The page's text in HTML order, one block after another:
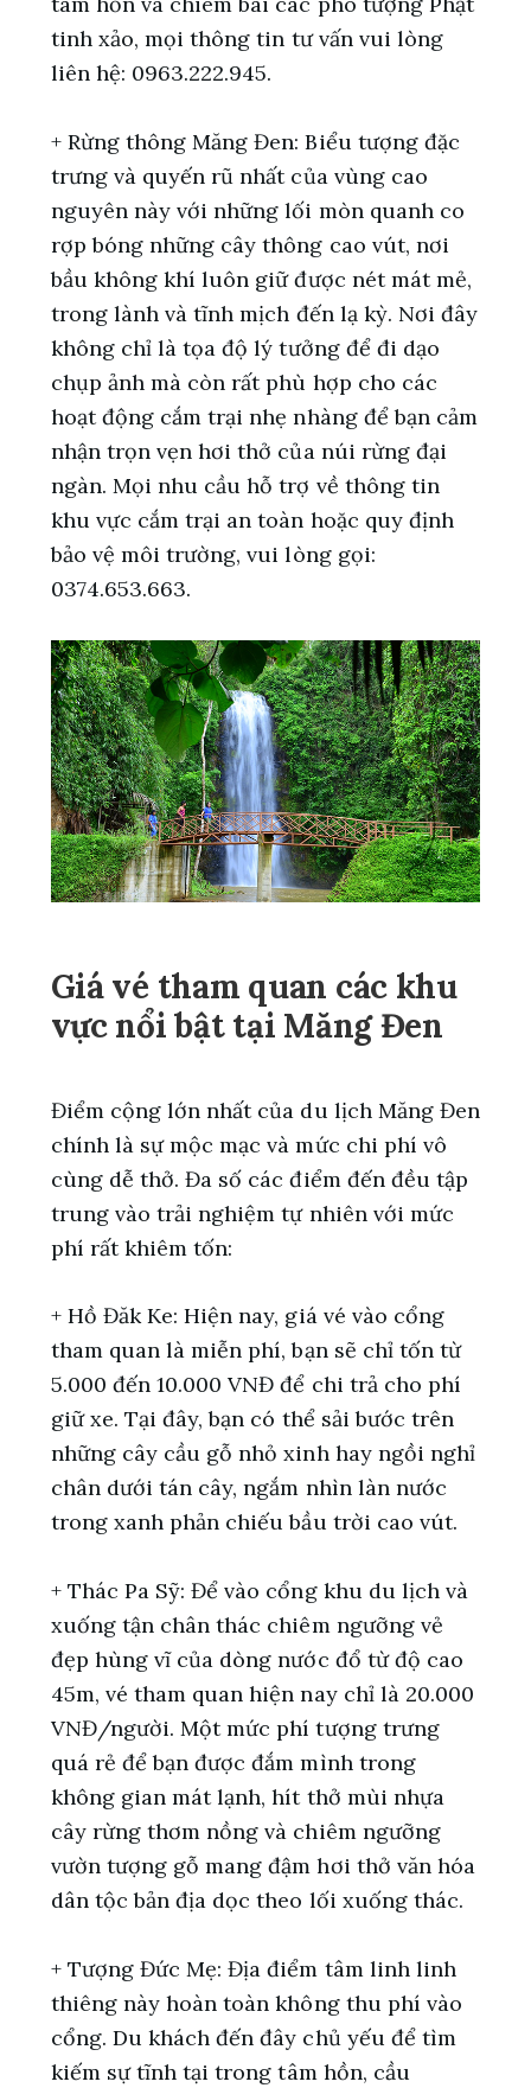
tinh xảo, mọi thông tin tư vấn vui lòng
liên hệ: 0963.222.945.
+ Rừng thông Măng Đen: Biểu tượng đặc
trưng và quyến rũ nhất của vùng cao
nguyên này với những lối mòn quanh co
rợp bóng những cây thông cao vút, nơi
bầu không khí luôn giữ được nét mát mẻ,
trong lành và tĩnh mịch đến lạ kỳ. Nơi đây
không chỉ là tọa độ lý tưởng để đi dạo
chụp ảnh mà còn rất phù hợp cho các
hoạt động cắm trại nhẹ nhàng để bạn cảm
nhận trọn vẹn hơi thở của núi rừng đại
ngàn. Mọi nhu cầu hỗ trợ về thông tin
khu vực cắm trại an toàn hoặc quy định
bảo vệ môi trường, vui lòng gọi:
0374.653.663.
Giá vé tham quan các khu
vực nổi bật tại Măng Đen
Điểm cộng lớn nhất của du lịch Măng Đen
chính là sự mộc mạc và mức chi phí vô
cùng dễ thở. Đa số các điểm đến đều tập
trung vào trải nghiệm tự nhiên với mức
phí rất khiêm tốn:
+ Hồ Đăk Ke: Hiện nay, giá vé vào cổng
tham quan là miễn phí, bạn sẽ chỉ tốn từ
5.000 đến 10.000 VNĐ để chi trả cho phí
giữ xe. Tại đây, bạn có thể sải bước trên
những cây cầu gỗ nhỏ xinh hay ngồi nghỉ
chân dưới tán cây, ngắm nhìn làn nước
trong xanh phản chiếu bầu trời cao vút.
+ Thác Pa Sỹ: Để vào cổng khu du lịch và
xuống tận chân thác chiêm ngưỡng vẻ
đẹp hùng vĩ của dòng nước đổ từ độ cao
45m, vé tham quan hiện nay chỉ là 20.000
VNĐ/người. Một mức phí tượng trưng
quá rẻ để bạn được đắm mình trong
không gian mát lạnh, hít thở mùi nhựa
cây rừng thơm nồng và chiêm ngưỡng
vườn tượng gỗ mang đậm hơi thở văn hóa
dân tộc bản địa dọc theo lối xuống thác.
+ Tượng Đức Mẹ: Địa điểm tâm linh linh
thiêng này hoàn toàn không thu phí vào
cổng. Du khách đến đây chủ yếu để tìm
kiếm sự tĩnh tại trong tâm hồn, cầu